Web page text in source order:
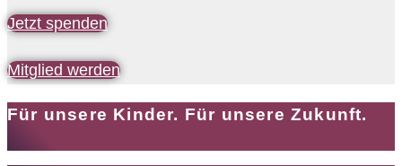
Jetzt spenden
Mitglied werden
Für unsere Kinder. Für unsere Zukunft.